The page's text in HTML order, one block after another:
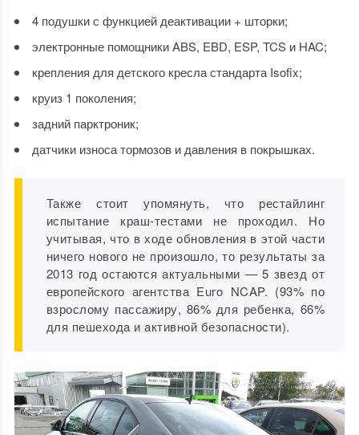
4 подушки с функцией деактивации + шторки;
электронные помощники ABS, EBD, ESP, TCS и HAC;
крепления для детского кресла стандарта Isofix;
круиз 1 поколения;
задний парктроник;
датчики износа тормозов и давления в покрышках.
Также стоит упомянуть, что рестайлинг
испытание краш-тестами не проходил. Но
учитывая, что в ходе обновления в этой части
ничего нового не произошло, то результаты за
2013 год остаются актуальными — 5 звезд от
европейского агентства Euro NCAP. (93% по
взрослому пассажиру, 86% для ребенка, 66%
для пешехода и активной безопасности).